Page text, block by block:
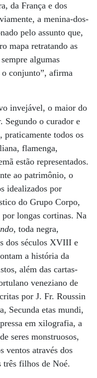
da França e dos
a menina-dos-
pelo assunto que,
mapa retratando as
algumas
o conjunto”, afirma
invejável, o maior do
Segundo o curador e
todos os
flamenga,
estão representados.
ao patrimônio, o
idealizados por
do Grupo Corpo,
longas cortinas. Na
, toda negra,
dos séculos XVIII e
a história da
além das cartas-
veneziano de
por J. Fr. Roussin
Secunda etas mundi,
em xilografia, a
seres monstruosos,
ventos através dos
três filhos de Noé.